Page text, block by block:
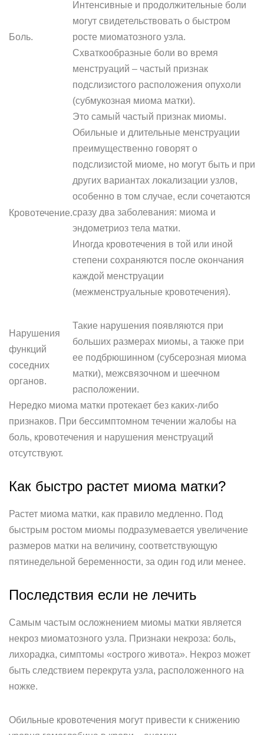
Боль.
Интенсивные и продолжительные боли
могут свидетельствовать о быстром
росте миоматозного узла.
Схваткообразные боли во время
менструаций – частый признак
подслизистого расположения опухоли
(субмукозная миома матки).
Кровотечение.
Это самый частый признак миомы.
Обильные и длительные менструации
преимущественно говорят о
подслизистой миоме, но могут быть и при
других вариантах локализации узлов,
особенно в том случае, если сочетаются
сразу два заболевания: миома и
эндометриоз тела матки.
Иногда кровотечения в той или иной
степени сохраняются после окончания
каждой менструации
(межменструальные кровотечения).
Нарушения
функций
соседних
органов.
Такие нарушения появляются при
больших размерах миомы, а также при
ее подбрюшинном (субсерозная миома
матки), межсвязочном и шеечном
расположении.
Нередко миома матки протекает без каких-либо
признаков. При бессимптомном течении жалобы на
боль, кровотечения и нарушения менструаций
отсутствуют.
Как быстро растет миома матки?
Растет миома матки, как правило медленно. Под
быстрым ростом миомы подразумевается увеличение
размеров матки на величину, соответствующую
пятинедельной беременности, за один год или менее.
Последствия если не лечить
Самым частым осложнением миомы матки является
некроз миоматозного узла. Признаки некроза: боль,
лихорадка, симптомы «острого живота». Некроз может
быть следствием перекрута узла, расположенного на
ножке.
Обильные кровотечения могут привести к снижению